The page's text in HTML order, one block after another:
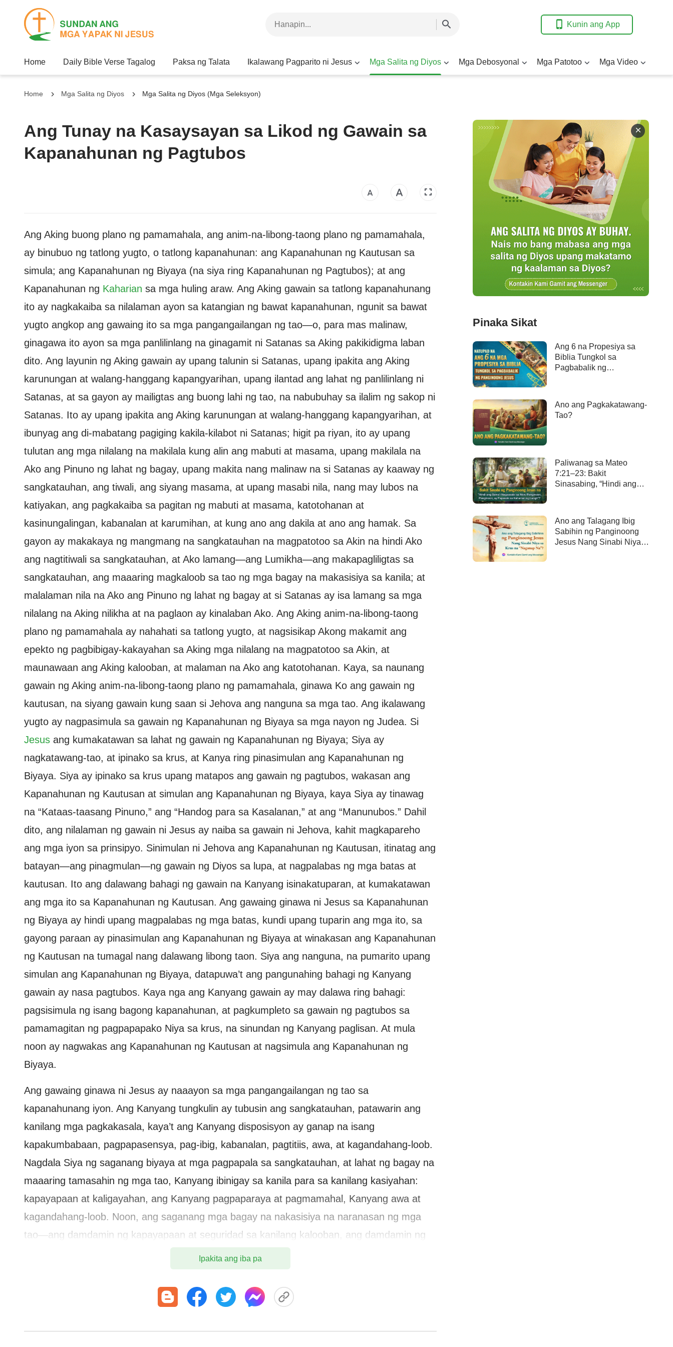
Kunin ang App
Home Daily Bible Verse Tagalog Paksa ng Talata Ikalawang Pagparito ni Jesus Mga Salita ng Diyos Mga Debosyonal Mga Patotoo Mga Video
Home Mga Salita ng Diyos Mga Salita ng Diyos (Mga Seleksyon)
Ang Tunay na Kasaysayan sa Likod ng Gawain sa
Kapanahunan ng Pagtubos
Ang Aking buong plano ng pamamahala, ang anim-na-libong-taong plano ng pamamahala,
ay binubuo ng tatlong yugto, o tatlong kapanahunan: ang Kapanahunan ng Kautusan sa
simula; ang Kapanahunan ng Biyaya (na siya ring Kapanahunan ng Pagtubos); at ang
Kapanahunan ng Kaharian sa mga huling araw. Ang Aking gawain sa tatlong kapanahunang
ito ay nagkakaiba sa nilalaman ayon sa katangian ng bawat kapanahunan, ngunit sa bawat
yugto angkop ang gawaing ito sa mga pangangailangan ng tao—o, para mas malinaw,
ginagawa ito ayon sa mga panlilinlang na ginagamit ni Satanas sa Aking pakikidigma laban
dito. Ang layunin ng Aking gawain ay upang talunin si Satanas, upang ipakita ang Aking
karunungan at walang-hanggang kapangyarihan, upang ilantad ang lahat ng panlilinlang ni
Satanas, at sa gayon ay mailigtas ang buong lahi ng tao, na nabubuhay sa ilalim ng sakop ni
Satanas. Ito ay upang ipakita ang Aking karunungan at walang-hanggang kapangyarihan, at
ibunyag ang di-mabatang pagiging kakila-kilabot ni Satanas; higit pa riyan, ito ay upang
tulutan ang mga nilalang na makilala kung alin ang mabuti at masama, upang makilala na
Ako ang Pinuno ng lahat ng bagay, upang makita nang malinaw na si Satanas ay kaaway ng
sangkatauhan, ang tiwali, ang siyang masama, at upang masabi nila, nang may lubos na
katiyakan, ang pagkakaiba sa pagitan ng mabuti at masama, katotohanan at
kasinungalingan, kabanalan at karumihan, at kung ano ang dakila at ano ang hamak. Sa
gayon ay makakaya ng mangmang na sangkatauhan na magpatotoo sa Akin na hindi Ako
ang nagtitiwali sa sangkatauhan, at Ako lamang—ang Lumikha—ang makapagliligtas sa
sangkatauhan, ang maaaring magkaloob sa tao ng mga bagay na makasisiya sa kanila; at
malalaman nila na Ako ang Pinuno ng lahat ng bagay at si Satanas ay isa lamang sa mga
nilalang na Aking nilikha at na paglaon ay kinalaban Ako. Ang Aking anim-na-libong-taong
plano ng pamamahala ay nahahati sa tatlong yugto, at nagsisikap Akong makamit ang
epekto ng pagbibigay-kakayahan sa Aking mga nilalang na magpatotoo sa Akin, at
maunawaan ang Aking kalooban, at malaman na Ako ang katotohanan. Kaya, sa naunang
gawain ng Aking anim-na-libong-taong plano ng pamamahala, ginawa Ko ang gawain ng
kautusan, na siyang gawain kung saan si Jehova ang nanguna sa mga tao. Ang ikalawang
yugto ay nagpasimula sa gawain ng Kapanahunan ng Biyaya sa mga nayon ng Judea. Si
Jesus ang kumakatawan sa lahat ng gawain ng Kapanahunan ng Biyaya; Siya ay
nagkatawang-tao, at ipinako sa krus, at Kanya ring pinasimulan ang Kapanahunan ng
Biyaya. Siya ay ipinako sa krus upang matapos ang gawain ng pagtubos, wakasan ang
Kapanahunan ng Kautusan at simulan ang Kapanahunan ng Biyaya, kaya Siya ay tinawag
na “Kataas-taasang Pinuno,” ang “Handog para sa Kasalanan,” at ang “Manunubos.” Dahil
dito, ang nilalaman ng gawain ni Jesus ay naiba sa gawain ni Jehova, kahit magkapareho
ang mga iyon sa prinsipyo. Sinimulan ni Jehova ang Kapanahunan ng Kautusan, itinatag ang
batayan—ang pinagmulan—ng gawain ng Diyos sa lupa, at nagpalabas ng mga batas at
kautusan. Ito ang dalawang bahagi ng gawain na Kanyang isinakatuparan, at kumakatawan
ang mga ito sa Kapanahunan ng Kautusan. Ang gawaing ginawa ni Jesus sa Kapanahunan
ng Biyaya ay hindi upang magpalabas ng mga batas, kundi upang tuparin ang mga ito, sa
gayong paraan ay pinasimulan ang Kapanahunan ng Biyaya at winakasan ang Kapanahunan
ng Kautusan na tumagal nang dalawang libong taon. Siya ang nanguna, na pumarito upang
simulan ang Kapanahunan ng Biyaya, datapuwa’t ang pangunahing bahagi ng Kanyang
gawain ay nasa pagtubos. Kaya nga ang Kanyang gawain ay may dalawa ring bahagi:
pagsisimula ng isang bagong kapanahunan, at pagkumpleto sa gawain ng pagtubos sa
pamamagitan ng pagpapapako Niya sa krus, na sinundan ng Kanyang paglisan. At mula
noon ay nagwakas ang Kapanahunan ng Kautusan at nagsimula ang Kapanahunan ng
Biyaya.
Ang gawaing ginawa ni Jesus ay naaayon sa mga pangangailangan ng tao sa
kapanahunang iyon. Ang Kanyang tungkulin ay tubusin ang sangkatauhan, patawarin ang
kanilang mga pagkakasala, kaya’t ang Kanyang disposisyon ay ganap na isang
kapakumbabaan, pagpapasensya, pag-ibig, kabanalan, pagtitiis, awa, at kagandahang-loob.
Nagdala Siya ng saganang biyaya at mga pagpapala sa sangkatauhan, at lahat ng bagay na
maaaring tamasahin ng mga tao, Kanyang ibinigay sa kanila para sa kanilang kasiyahan:
kapayapaan at kaligayahan, ang Kanyang pagpaparaya at pagmamahal, Kanyang awa at
kagandahang-loob. Noon, ang saganang mga bagay na nakasisiya na naranasan ng mga
tao—ang damdamin ng kapayapaan at seguridad sa kanilang kalooban, ang damdamin ng
kapanatagan sa kanilang espiritu, at ang kanilang pag-asa kay Jesus na Tagapagligtas—ay
umiral na lahat sa kapanahunan na nabuhay sila. Sa Kapanahunan ng Biyaya, nagawa nang
tiwali ni Satanas ang tao, kaya para magawa ang gawain ng pagtubos sa buong
sangkatauhan, kinailangan ang saganang biyaya, walang-katapusang pagtitiis at
Ipakita ang iba pa
Pinaka Sikat
Ang 6 na Propesiya sa
Biblia Tungkol sa
Pagbabalik ng
Ano ang Pagkakatawang-
Tao?
Paliwanag sa Mateo
7:21–23: Bakit
Sinasabing, “Hindi ang
ng langit”?
Ano ang Talagang Ibig
Sabihin ng Panginoong
Jesus Nang Sinabi Niya